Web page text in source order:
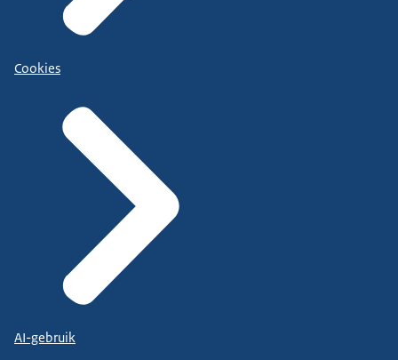
Cookies
AI-gebruik